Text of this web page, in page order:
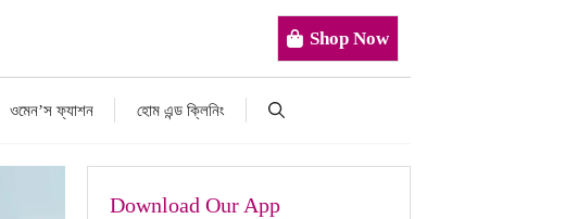
Shop Now
ওমেন’স ফ্যাশন হোম এন্ড ক্লিনিং
Download Our App